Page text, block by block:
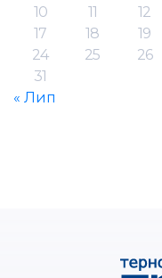
10
11 12
17
18 19
24
25 26
31
« Лип